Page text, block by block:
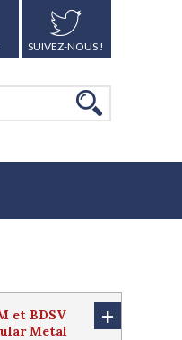
SUIVEZ-NOUS !
et BDSV
Metal
+